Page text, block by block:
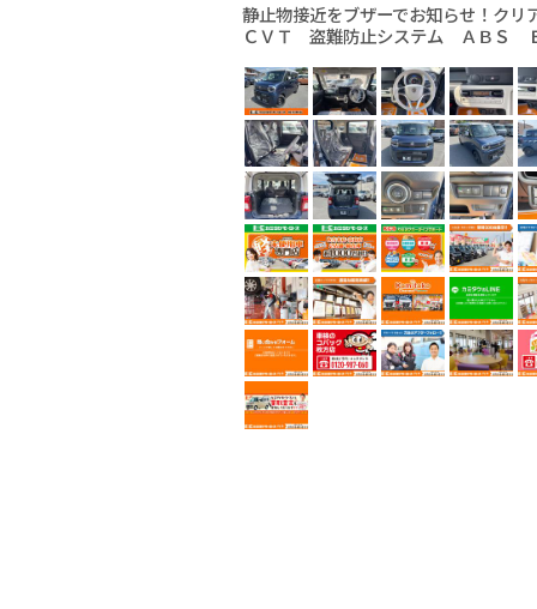
静止物接近をブザーでお知らせ！ク
ＣＶＴ 盗難防止システム ＡＢＳ